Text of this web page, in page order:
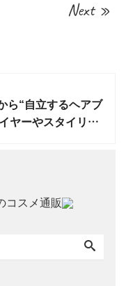
Next »
ら“自立するヘアブ
ヤーやスタイリン